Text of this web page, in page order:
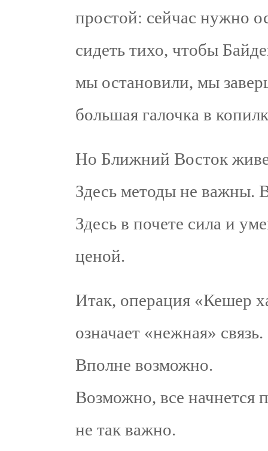
простой: сейчас нужно
сидеть тихо, чтобы
мы остановили, мы
большая галочка в
Но Ближний Восток
Здесь методы не важны.
Здесь в почете сила и
ценой.
Итак, операция «Кешер
означает «нежная»
Вполне возможно.
Возможно, все начнется
не так важно.